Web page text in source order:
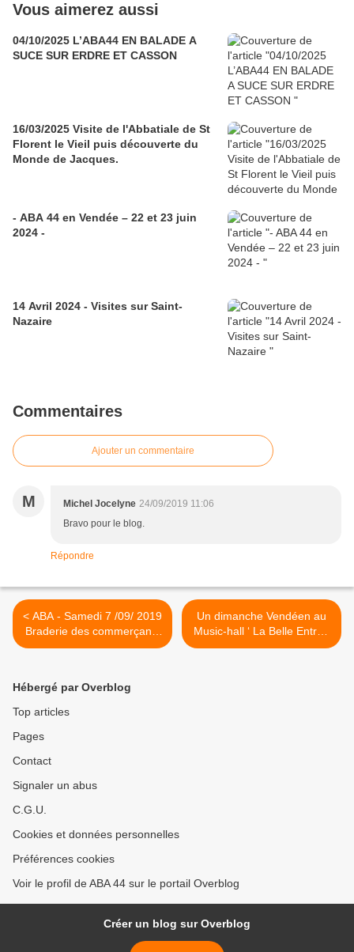
Vous aimerez aussi
04/10/2025 L’ABA44 EN BALADE A
SUCE SUR ERDRE ET CASSON
16/03/2025 Visite de l'Abbatiale de St
Florent le Vieil puis découverte du
Monde de Jacques.
- ABA 44 en Vendée – 22 et 23 juin
2024 -
14 Avril 2024 - Visites sur Saint-
Nazaire
Commentaires
Ajouter un commentaire
M Michel Jocelyne 24/09/2019 11:06
Bravo pour le blog.
Répondre
< ABA - Samedi 7 /09/ 2019
Braderie des commerçants
de Ste Luce
Un dimanche Vendéen au
Music-hall ‘ La Belle Entrée
‘ à St André-Goule-Oie. >
Hébergé par Overblog
Top articles
Pages
Contact
Signaler un abus
C.G.U.
Cookies et données personnelles
Préférences cookies
Voir le profil de ABA 44 sur le portail Overblog
Créer un blog sur Overblog